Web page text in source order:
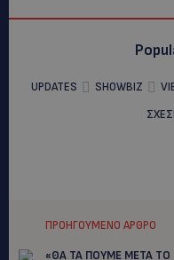
UPDATES SHOWBIZ
ΠΡΟΗΓΟΎΜΕΝΟ ΆΡΘΡΟ